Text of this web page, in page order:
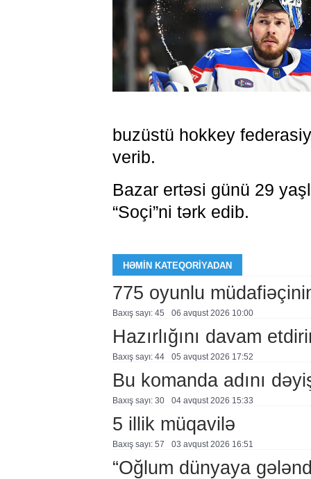
buzüstü hokkey
verib.
Bazar ertəsi günü 29
“Soçi”ni tərk edib.
HƏMIN KATEQORIYADAN
775 oyunlu
Baxış sayı: 45 06 avqust 2026 10:00
Hazırlığını davam
Baxış sayı: 44 05 avqust 2026 17:52
Bu komanda adını
Baxış sayı: 30 04 avqust 2026 15:33
5 illik müqavilə
Baxış sayı: 57 03 avqust 2026 16:51
“Oğlum dünyaya